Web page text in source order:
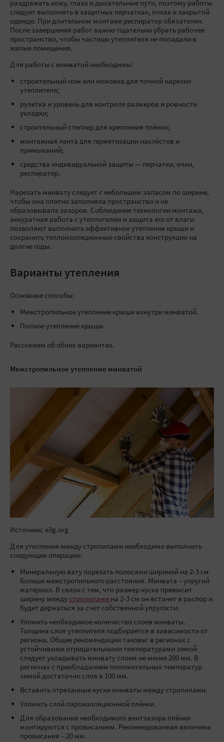
раздражать кожу, глаза и дыхательные пути, поэтому работы
следует выполнять в защитных перчатках, очках и закрытой
одежде. При длительном монтаже респиратор обязателен.
После завершения работ важно тщательно убрать рабочее
пространство, чтобы частицы утеплителя не попадали в
жилые помещения.
Для работы с минватой необходимы:
строительный нож или ножовка для точной нарезки
утеплителя;
рулетка и уровень для контроля размеров и ровности
укладки;
строительный степлер для крепления плёнок;
монтажная лента для герметизации нахлёстов и
примыканий;
средства индивидуальной защиты — перчатки, очки,
респиратор.
Нарезать минвату следует с небольшим запасом по ширине,
чтобы она плотно заполняла пространство и не
образовывала зазоров. Соблюдение технологии монтажа,
аккуратная работа с утеплителем и защита его от влаги
позволяют выполнить эффективное утепление крыши и
сохранить теплоизоляционные свойства конструкции на
долгие годы.
Варианты утепления
Основные способы:
Межстропильное утепление крыши изнутри минватой.
Полное утепление крыши.
Расскажем об обоих вариантах.
Межстропильное утепление минватой
Источник: e3g.org
Для утепления между стропилами необходимо выполнить
следующие операции:
Минеральную вату порезать полосами шириной на 2-3 см
больше межстропильного расстояния. Минвата – упругий
материал. В связи с тем, что размер куска превысит
ширину между стропилами на 2-3 см он встанет в распор и
будет держаться за счет собственной упругости.
Уложить необходимое количество слоев минваты.
Толщина слоя утеплителя подбирается в зависимости от
региона. Общие рекомендации таковы: в регионах с
устойчивыми отрицательными температурами зимой
следует укладывать минвату слоем не менее 200 мм. В
регионах с преобладанием положительных температур
зимой достаточно слоя в 100 мм.
Вставить отрезанные куски минваты между стропилами.
Уложить слой пароизоляционной плёнки.
Для образования необходимого вентзазора плёнки
монтируются с провисанием. Рекомендованная величина
провисания – 20 мм.